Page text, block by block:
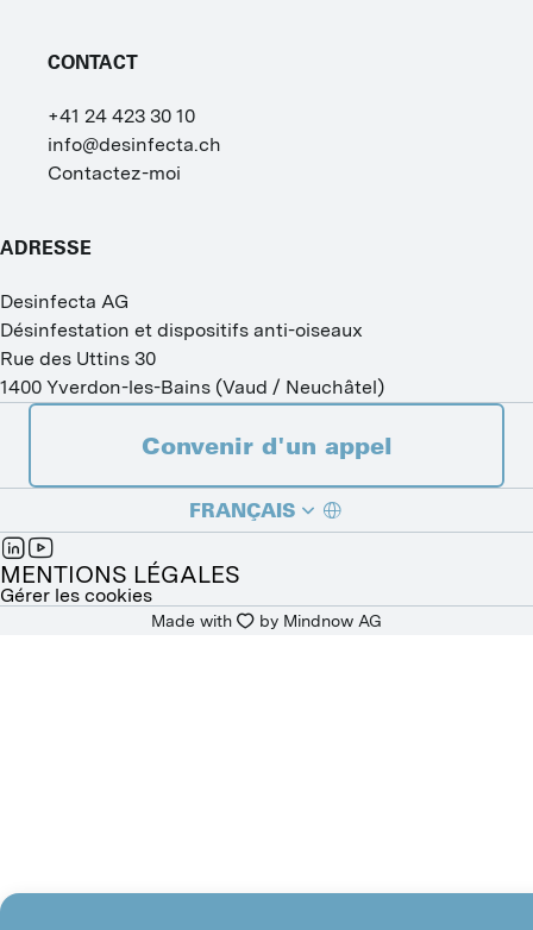
CONTACT
+41 24 423 30 10
info@desinfecta.ch
Contactez-moi
ADRESSE
Desinfecta AG
Désinfestation et dispositifs anti-oiseaux
Rue des Uttins 30
1400 Yverdon-les-Bains (Vaud / Neuchâtel)
Convenir d'un appel
FRANÇAIS
DEUTSCH
ITALIANO
MENTIONS LÉGALES
Gérer les cookies
Made with by Mindnow AG